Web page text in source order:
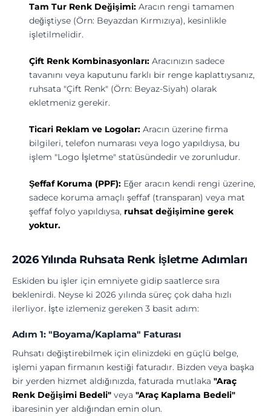
Tam Tur Renk Değişimi: Aracın rengi tamamen
değiştiyse (Örn: Beyazdan Kırmızıya), kesinlikle
işletilmelidir.
Çift Renk Kombinasyonları: Aracınızın sadece
tavanını veya kaputunu farklı bir renge kaplattıysanız,
ruhsata "Çift Renk" (Örn: Beyaz-Siyah) olarak
ekletmeniz gerekir.
Ticari Reklam ve Logolar: Aracın üzerine firma
bilgileri, telefon numarası veya logo yapıldıysa, bu
işlem "Logo İşletme" statüsündedir ve zorunludur.
Şeffaf Koruma (PPF): Eğer aracın kendi rengi üzerine,
sadece koruma amaçlı şeffaf (transparan) veya mat
şeffaf folyo yapıldıysa, ruhsat değişimine gerek
yoktur.
2026 Yılında Ruhsata Renk İşletme Adımları
Eskiden bu işler için emniyete gidip saatlerce sıra
beklenirdi. Neyse ki 2026 yılında süreç çok daha hızlı
ilerliyor. İşte izlemeniz gereken 3 basit adım:
Adım 1: "Boyama/Kaplama" Faturası
Ruhsatı değiştirebilmek için elinizdeki en güçlü belge,
işlemi yapan firmanın kestiği faturadır. Bizden veya başka
bir yerden hizmet aldığınızda, faturada mutlaka "Araç
Renk Değişimi Bedeli" veya "Araç Kaplama Bedeli"
ibaresinin yer aldığından emin olun.